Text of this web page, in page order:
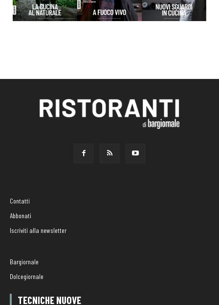
Contatti
Abbonati
Iscriviti alla newsletter
Bargiornale
Dolcegiornale
TECNICHE NUOVE